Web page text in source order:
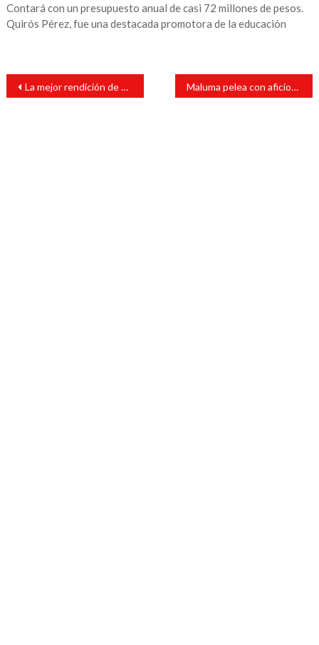
Contará con un presupuesto anual de casi 72 millones de pesos.
Quirós Pérez, fue una destacada promotora de la educación
Navegación
entradas
La mejor rendición de cuentas, el triunfo rotundo, afirma Rocío Nahle desde Pánuco Maluma pelea con aficionados argentinos al final de la Copa América